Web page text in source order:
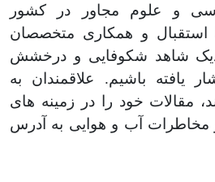
و علوم مجاور در کشور
استقبال و همکاری متخصصان
شاهد شکوفایی و درخشش
یافته باشیم. علاقمندان به
مقالات خود را در زمینه های
آب و هوایی به آدرس